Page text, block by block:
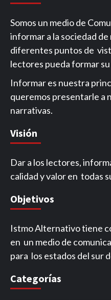
Somos un medio de
informar a la sociedad de
diferentes puntos de
lectores pueda formar
Informar es nuestra
queremos presentarle a
narrativas.
Visión
Dar a los lectores,
calidad y valor en todas
Objetivos
Istmo Alternativo tiene
en un medio de
para los estados del sur
Categorías